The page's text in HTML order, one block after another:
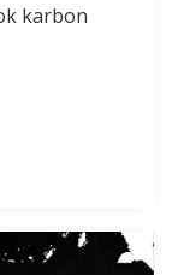
karbon